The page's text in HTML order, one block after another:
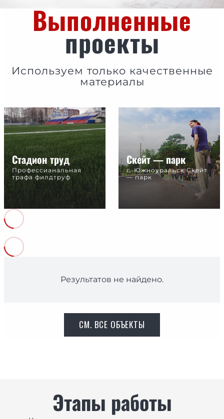
Выполненные
проекты
Используем только качественные
материалы
Стадион труд
Профессианальная
трафа филдтруф
Скейт — парк
г. Южноуральск Cкейт
— парк
Результатов не найдено.
СМ. ВСЕ ОБЪЕКТЫ
Этапы работы